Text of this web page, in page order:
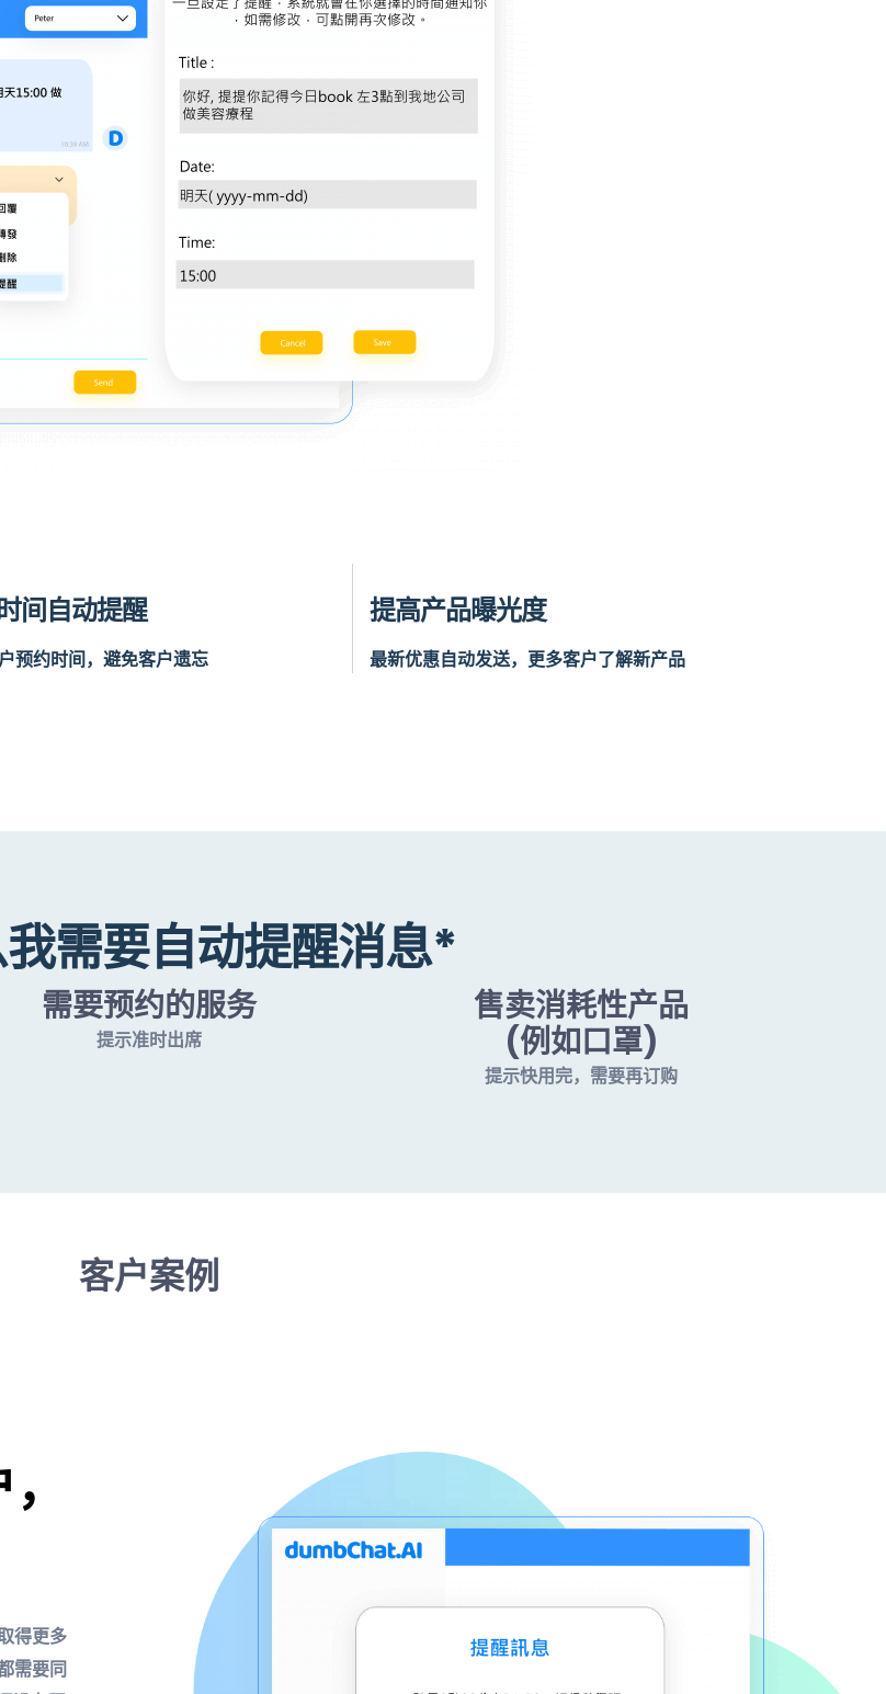
间自动提醒
预约时间，避免客户遗忘
提高产品曝光度
最新优惠自动发送，更多客户了解新产品
需要自动提醒消息*
需要预约的服务
提示准时出席
售卖消耗性产品
(例如口罩)
提示快用完，需要再订购
客户案例
得更多
需要同